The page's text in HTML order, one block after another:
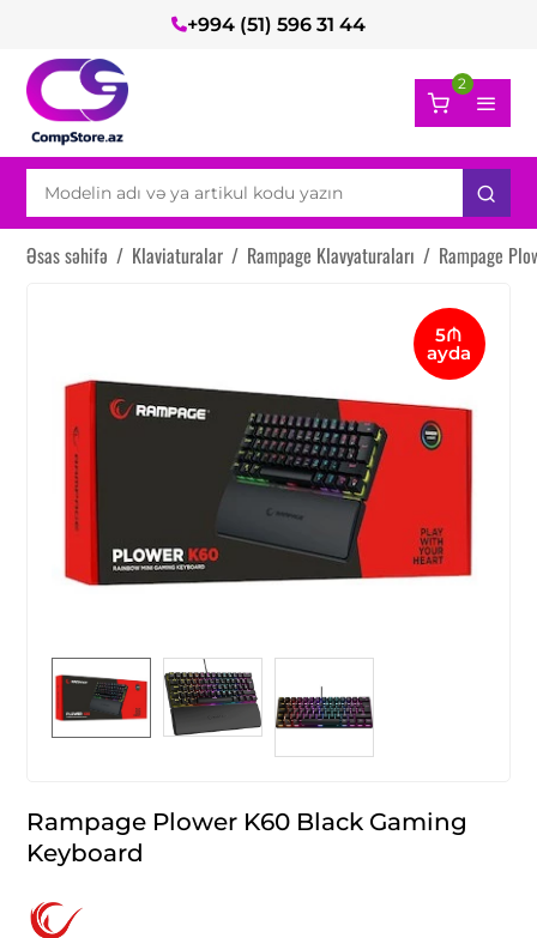
+994 (51) 596 31 44
2
Əsas səhifə / Klaviaturalar / Rampage Klavyaturaları / Rampage
5₼
ayda
Rampage Plower K60 Black Gaming
Keyboard